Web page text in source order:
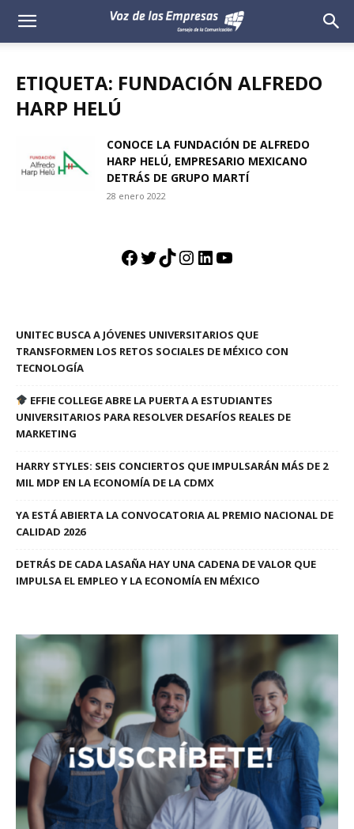
Voz
ETIQUETA: FUNDACIÓN ALFREDO
HARP HELÚ
CONOCE LA FUNDACIÓN DE ALFREDO
HARP HELÚ, EMPRESARIO MEXICANO
DETRÁS DE GRUPO MARTÍ
28 enero 2022
Facebook
Twitter
TikTok
Instagram
LinkedIn
YouTube
UNITEC BUSCA A JÓVENES UNIVERSITARIOS QUE
TRANSFORMEN LOS RETOS SOCIALES DE MÉXICO CON
TECNOLOGÍA
EFFIE COLLEGE ABRE LA PUERTA A ESTUDIANTES
UNIVERSITARIOS PARA RESOLVER DESAFÍOS REALES DE
MARKETING
HARRY STYLES: SEIS CONCIERTOS QUE IMPULSARÁN MÁS DE 2
MIL MDP EN LA ECONOMÍA DE LA CDMX
YA ESTÁ ABIERTA LA CONVOCATORIA AL PREMIO NACIONAL DE
CALIDAD 2026
DETRÁS DE CADA LASAÑA HAY UNA CADENA DE VALOR QUE
IMPULSA EL EMPLEO Y LA ECONOMÍA EN MÉXICO